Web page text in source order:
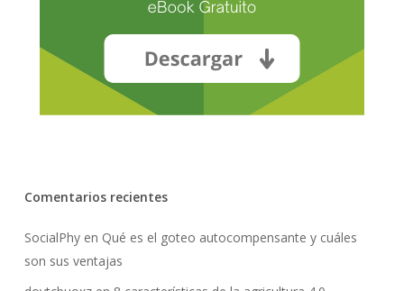
Comentarios recientes
SocialPhyen Qué es el goteo autocompensante y cuáles
son sus ventajas